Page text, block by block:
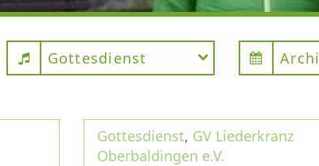
Gottesdienst
Gottesdienst, GV Liederkranz
Oberbaldingen e.V.